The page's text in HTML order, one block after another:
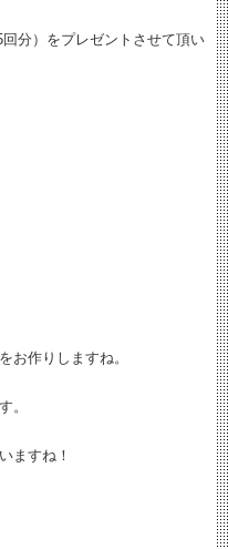
分）をプレゼントさせて頂い
お作りしますね。
。
ますね！